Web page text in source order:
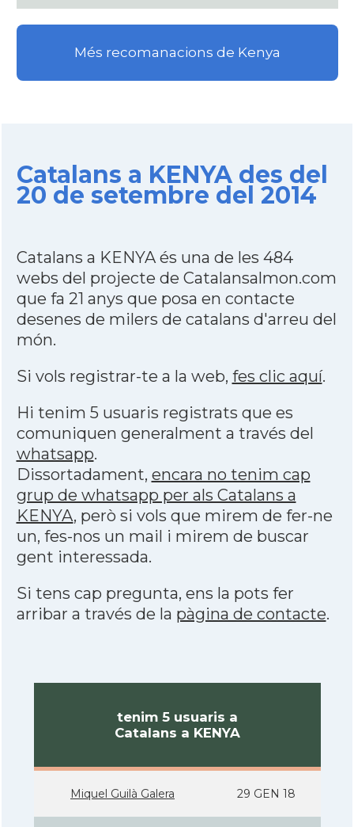
Més recomanacions de Kenya
Catalans a KENYA des del
20 de setembre del 2014
Catalans a KENYA és una de les 484
webs del projecte de Catalansalmon.com
que fa 21 anys que posa en contacte
desenes de milers de catalans d'arreu del
món.
Si vols registrar-te a la web, fes clic aquí.
Hi tenim 5 usuaris registrats que es
comuniquen generalment a través del
whatsapp.
Dissortadament, encara no tenim cap
grup de whatsapp per als Catalans a
KENYA, però si vols que mirem de fer-ne
un, fes-nos un mail i mirem de buscar
gent interessada.
Si tens cap pregunta, ens la pots fer
arribar a través de la pàgina de contacte.
tenim 5 usuaris a
Catalans a KENYA
Miquel Guilà Galera 29 GEN 18